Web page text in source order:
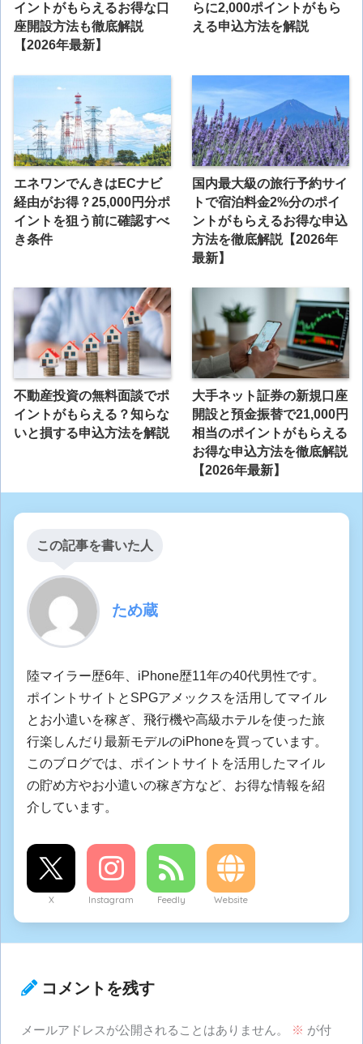
イントがもらえるお得な口
座開設方法も徹底解説
【2026年最新】
らに2,000ポイントがもら
える申込方法を解説
エネワンでんきはECナビ
経由がお得？25,000円分ポ
イントを狙う前に確認すべ
き条件
国内最大級の旅行予約サイ
トで宿泊料金2%分のポイ
ントがもらえるお得な申込
方法を徹底解説【2026年
最新】
不動産投資の無料面談でポ
イントがもらえる？知らな
いと損する申込方法を解説
大手ネット証券の新規口座
開設と預金振替で21,000円
相当のポイントがもらえる
お得な申込方法を徹底解説
【2026年最新】
この記事を書いた人
ため蔵
陸マイラー歴6年、iPhone歴11年の40代男性です。
ポイントサイトとSPGアメックスを活用してマイル
とお小遣いを稼ぎ、飛行機や高級ホテルを使った旅
行楽しんだり最新モデルのiPhoneを買っています。
このブログでは、ポイントサイトを活用したマイル
の貯め方やお小遣いの稼ぎ方など、お得な情報を紹
介しています。
X Instagram Feedly Website
コメントを残す
メールアドレスが公開されることはありません。 ※ が付